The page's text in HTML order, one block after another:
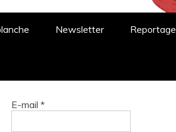
Newsletter Reportage
E-mail *